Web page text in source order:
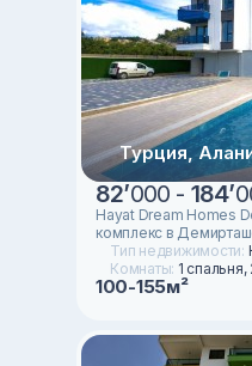
Турция,
82’000 - 184’
Hayat Dream Homes
комплекс в
Тип недвижимости:
Комнаты: 1 спальня,
100-155м²